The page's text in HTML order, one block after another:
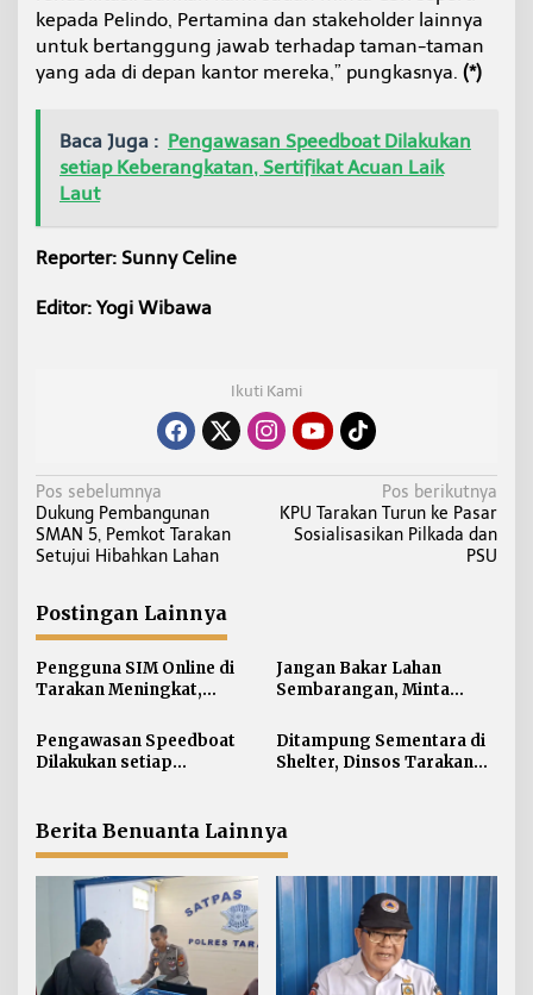
kepada Pelindo, Pertamina dan stakeholder lainnya
untuk bertanggung jawab terhadap taman-taman
yang ada di depan kantor mereka,” pungkasnya. (*)
Baca Juga : Pengawasan Speedboat Dilakukan
setiap Keberangkatan, Sertifikat Acuan Laik
Laut
Reporter: Sunny Celine
Editor: Yogi Wibawa
Ikuti Kami
N
a
v
g
a
s
i
o
Pos sebelumnya
Dukung Pembangunan
SMAN 5, Pemkot Tarakan
Setujui Hibahkan Lahan
Pos berikutnya
KPU Tarakan Turun ke Pasar
Sosialisasikan Pilkada dan
PSU
Postingan Lainnya
Pengguna SIM Online di
Tarakan Meningkat,
Paling Banyak
Jangan Bakar Lahan
Sembarangan, Minta
Pengawasan Speedboat
Dilakukan setiap
Ditampung Sementara di
Shelter, Dinsos Tarakan
Berita Benuanta Lainnya